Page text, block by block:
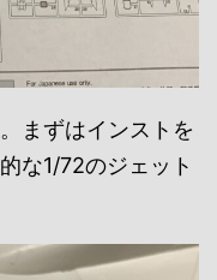
まずはインストを
な1/72のジェット